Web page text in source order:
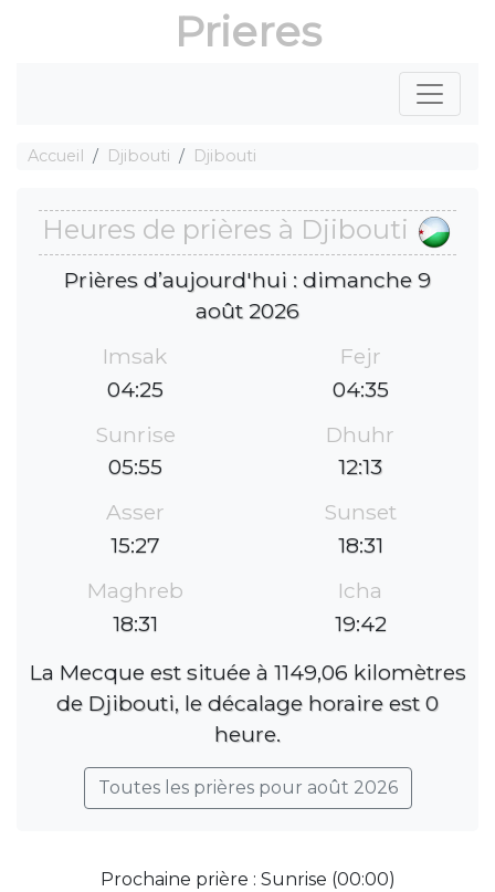
Prieres
Accueil Djibouti Djibouti
Heures de prières à Djibouti
Prières d’aujourd'hui : dimanche 9
août 2026
Imsak
04:25
Fejr
04:35
Sunrise
05:55
Dhuhr
12:13
Asser
15:27
Sunset
18:31
Maghreb
18:31
Icha
19:42
La Mecque est située à 1149,06 kilomètres
de Djibouti, le décalage horaire est 0
heure.
Toutes les prières pour août 2026
Prochaine prière : Sunrise (00:00)